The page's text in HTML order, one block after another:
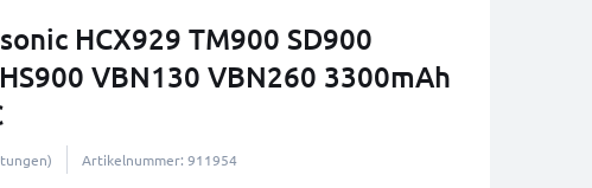
HCX929 TM900 SD900
VBN130 VBN260 3300mAh
Artikelnummer: 911954